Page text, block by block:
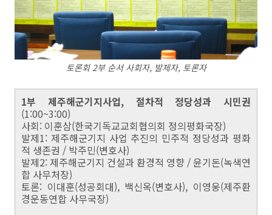
토론회 2부 순서 사회자, 발제자, 토론자
1부 제주해군기지사업, 절차적 정당성과 시민권
(1:00~3:00)
사회: 이훈삼(한국기독교교회협의회 정의평화국장)
발제1: 제주해군기지 사업 추진의 민주적 정당성과 평화
적 생존권 / 박주민(변호사)
발제2: 제주해군기지 건설과 환경적 영향 / 윤기돈(녹색연
합 사무처장)
토론: 이대훈(성공회대), 백신옥(변호사), 이영웅(제주환
경운동연합 사무국장)